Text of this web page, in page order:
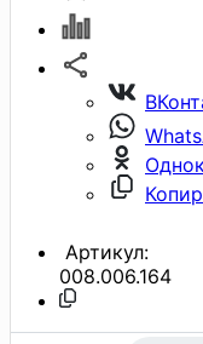
Артикул:
008.006.164